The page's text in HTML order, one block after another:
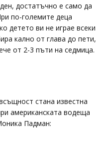
достатъчно е само да
по-големите деца
детето ви не играе всеки
кално от глава до пети,
от 2-3 пъти на седмица.
стана известна
американската водеща
Падман: